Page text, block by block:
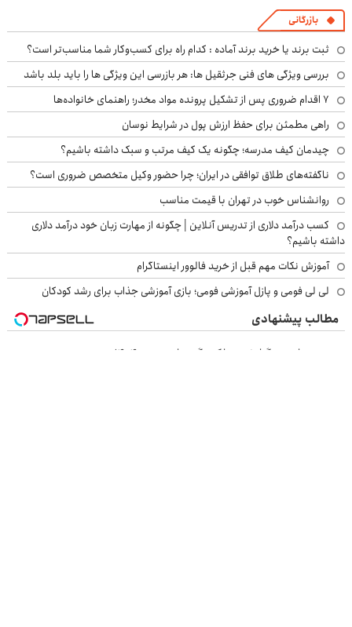
بازرگانی
ثبت برند یا خرید برند آماده : کدام راه برای کسب‌وکار شما مناسب‌تر است؟
بررسی ویژگی های فنی جرثقیل ها: هر بازرسی این ویژگی ها را باید بلد باشد
۷ اقدام ضروری پس از تشکیل پرونده مواد مخدر؛ راهنمای خانواده‌ها
راهی مطمئن برای حفظ ارزش پول در شرایط نوسان
چیدمان کیف مدرسه؛ چگونه یک کیف مرتب و سبک داشته باشیم؟
ناگفته‌های طلاق توافقی در ایران؛ چرا حضور وکیل متخصص ضروری است؟
روانشناس خوب در تهران با قیمت مناسب
کسب درآمد دلاری از تدریس آنلاین | چگونه از مهارت زبان خود درآمد دلاری
داشته باشیم؟
آموزش نکات مهم قبل از خرید فالوور اینستاگرام
لی لی فومی و پازل آموزشی فومی؛ بازی آموزشی جذاب برای رشد کودکان
مطالب پیشنهادی
مسیر همراهی و گزارش عملکرد گروه اسنپ در ۱۴۰۴